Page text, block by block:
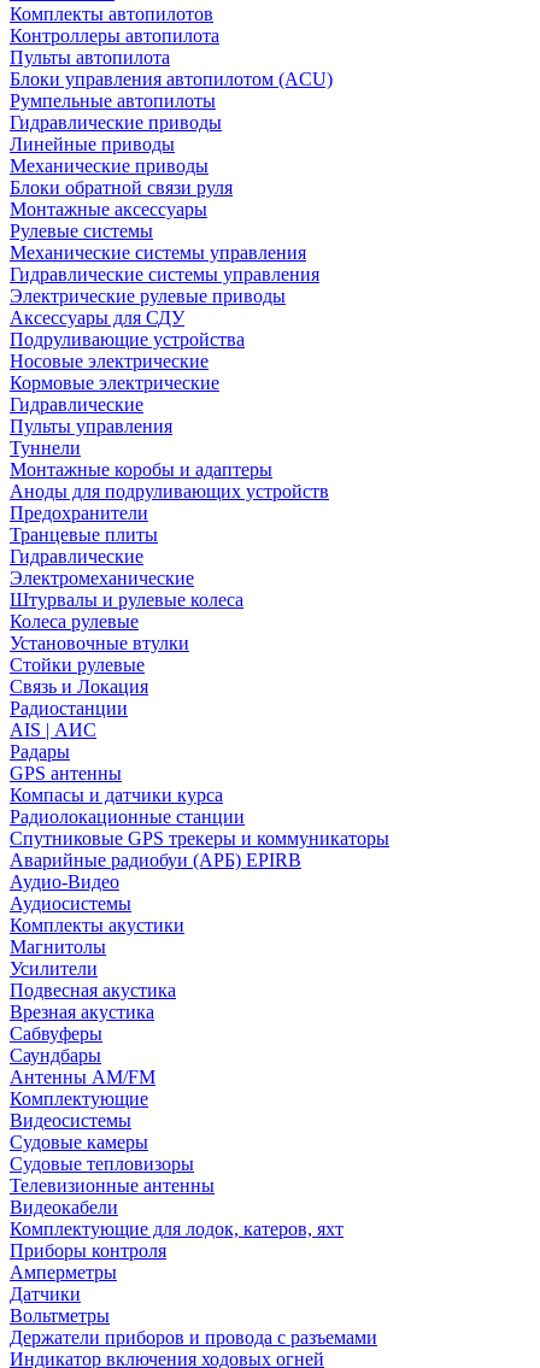
Комплекты автопилотов
Контроллеры автопилота
Пульты автопилота
Блоки управления автопилотом (ACU)
Румпельные автопилоты
Гидравлические приводы
Линейные приводы
Механические приводы
Блоки обратной связи руля
Монтажные аксессуары
Рулевые системы
Механические системы управления
Гидравлические системы управления
Электрические рулевые приводы
Аксессуары для СДУ
Подруливающие устройства
Носовые электрические
Кормовые электрические
Гидравлические
Пульты управления
Туннели
Монтажные коробы и адаптеры
Аноды для подруливающих устройств
Предохранители
Транцевые плиты
Гидравлические
Электромеханические
Штурвалы и рулевые колеса
Колеса рулевые
Установочные втулки
Стойки рулевые
Связь и Локация
Радиостанции
AIS | АИС
Радары
GPS антенны
Компасы и датчики курса
Радиолокационные станции
Спутниковые GPS трекеры и коммуникаторы
Аварийные радиобуи (АРБ) EPIRB
Аудио-Видео
Аудиосистемы
Комплекты акустики
Магнитолы
Усилители
Подвесная акустика
Врезная акустика
Сабвуферы
Саундбары
Антенны AM/FM
Комплектующие
Видеосистемы
Судовые камеры
Cудовые тепловизоры
Телевизионные антенны
Видеокабели
Комплектующие для лодок, катеров, яхт
Приборы контроля
Амперметры
Датчики
Вольтметры
Держатели приборов и провода с разъемами
Индикатор включения ходовых огней